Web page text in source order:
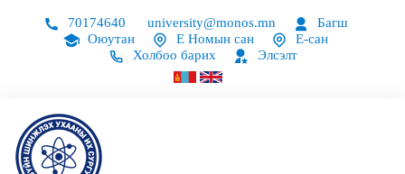
70174640 university@monos.mn
Багш
Оюутан
Е Номын сан
Е-сан
Холбоо барих
Элсэлт